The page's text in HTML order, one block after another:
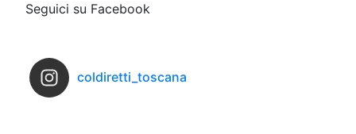
Seguici su Facebook
coldiretti_toscana